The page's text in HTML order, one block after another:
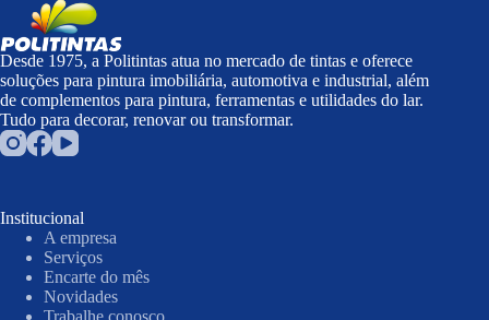
Desde 1975, a Politintas atua no mercado de tintas e oferece
soluções para pintura imobiliária, automotiva e industrial, além
de complementos para pintura, ferramentas e utilidades do lar.
Tudo para decorar, renovar ou transformar.
Institucional
A empresa
Serviços
Encarte do mês
Novidades
Trabalhe conosco